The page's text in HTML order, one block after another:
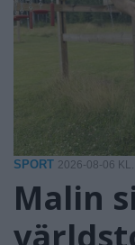
SPORT 2026-08-06
Malin